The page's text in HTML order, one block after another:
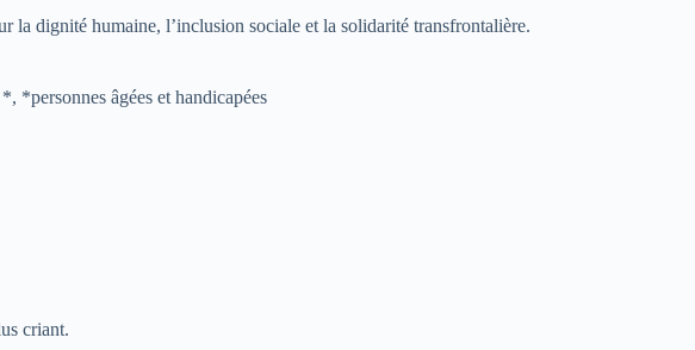
dignité humaine, l’inclusion sociale et la solidarité transfrontalière.
*personnes âgées et handicapées
criant.